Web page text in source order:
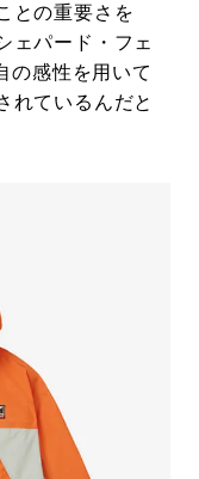
との重要さを
ェパード・フェ
の感性を用いて
れているんだと